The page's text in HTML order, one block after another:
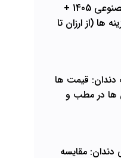
قیمت دندان مصنوعی 1405 +
ها (از ارزان تا
دندان: قیمت ها
ها در مطب و
دندان: مقایسه